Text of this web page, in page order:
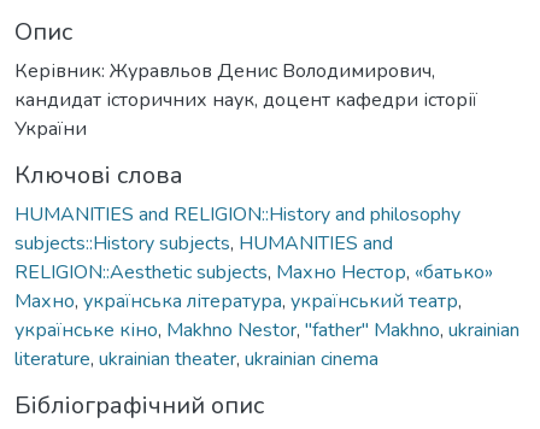
Опис
Керівник: Журавльов Денис Володимирович,
кандидат історичних наук, доцент кафедри історії
України
Ключові слова
HUMANITIES and RELIGION::History and philosophy
subjects::History subjects, HUMANITIES and
RELIGION::Aesthetic subjects, Махно Нестор, «батько»
Махно, українська література, український театр,
українське кіно, Makhno Nestor, "father" Makhno, ukrainian
literature, ukrainian theater, ukrainian cinema
Бібліографічний опис